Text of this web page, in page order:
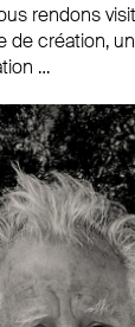
rendons
de création,
…